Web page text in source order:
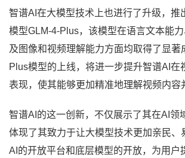
智谱AI在大模型技术上也进行了升级，推
模型GLM-4-Plus，该模型在语言文本能
及图像和视频理解能力方面均取得了显著
Plus模型的上线，将进一步提升智谱AI在
表现，使其能够更加精准地理解视频内容
智谱AI的这一创新，不仅展示了其在AI领
体现了其致力于让大模型技术更加亲民、
AI的开放平台和底层模型的开放，为用户